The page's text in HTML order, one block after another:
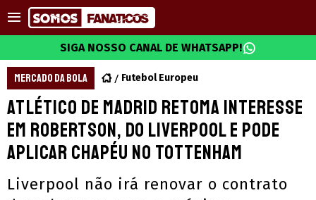
SIGA NOSSO CANAL DE WHATSAPP!
MERCADO DA BOLA Futebol Europeu
Atlético de Madrid retoma interesse
em Robertson, do Liverpool e pode
aplicar chapéu no Tottenham
Liverpool não irá renovar o contrato